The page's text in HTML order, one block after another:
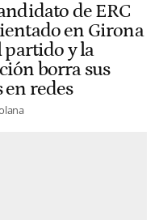
de ERC
en Girona
partido y la
borra sus
en redes